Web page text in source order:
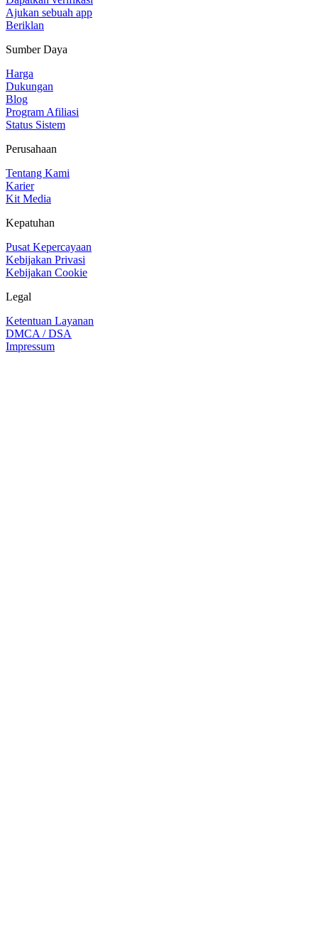
Ajukan sebuah app
Beriklan
Sumber Daya
Harga
Dukungan
Blog
Program Afiliasi
Status Sistem
Perusahaan
Tentang Kami
Karier
Kit Media
Kepatuhan
Pusat Kepercayaan
Kebijakan Privasi
Kebijakan Cookie
Legal
Ketentuan Layanan
DMCA / DSA
Impressum